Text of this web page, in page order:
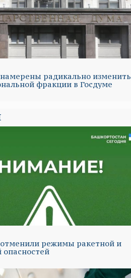
радикально изменить
фракции в Госдуме
режимы ракетной и
опасностей